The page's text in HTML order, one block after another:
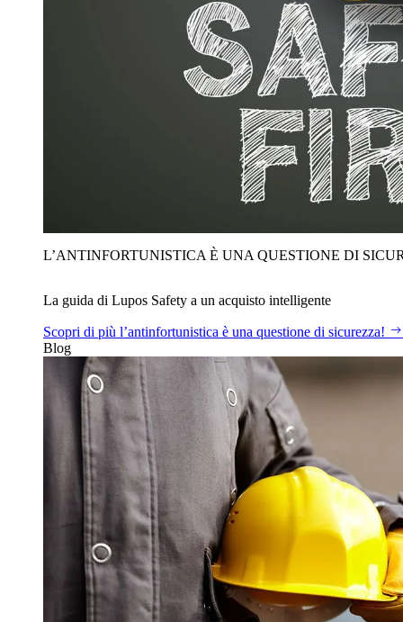
L’ANTINFORTUNISTICA È UNA QUESTIONE DI
La guida di Lupos Safety a un acquisto intelligente
Scopri di più l’antinfortunistica è una questione di sicurezza!
Blog